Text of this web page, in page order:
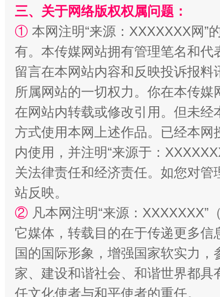
三、关于网络版权权属问题：
① 本网注明“来源：XXXXXXX网”
有。本传媒网站拥有管理笔名和
留言在本网站内容和反映投诉报
所属网站的一切权力。你在本传
在网站内转载或修改引用。但未
方式使用本网上述作品。已经本
内使用，并注明“来源于：
关法律责任和经济责任。如您对
站反映。
② 凡本网注明“来源：
它媒体，转载目的在于传递更多
国的国际形象，增强国家软实力
家、建设和谐社会、和谐世界都
任文化使者与和平使者的重任。